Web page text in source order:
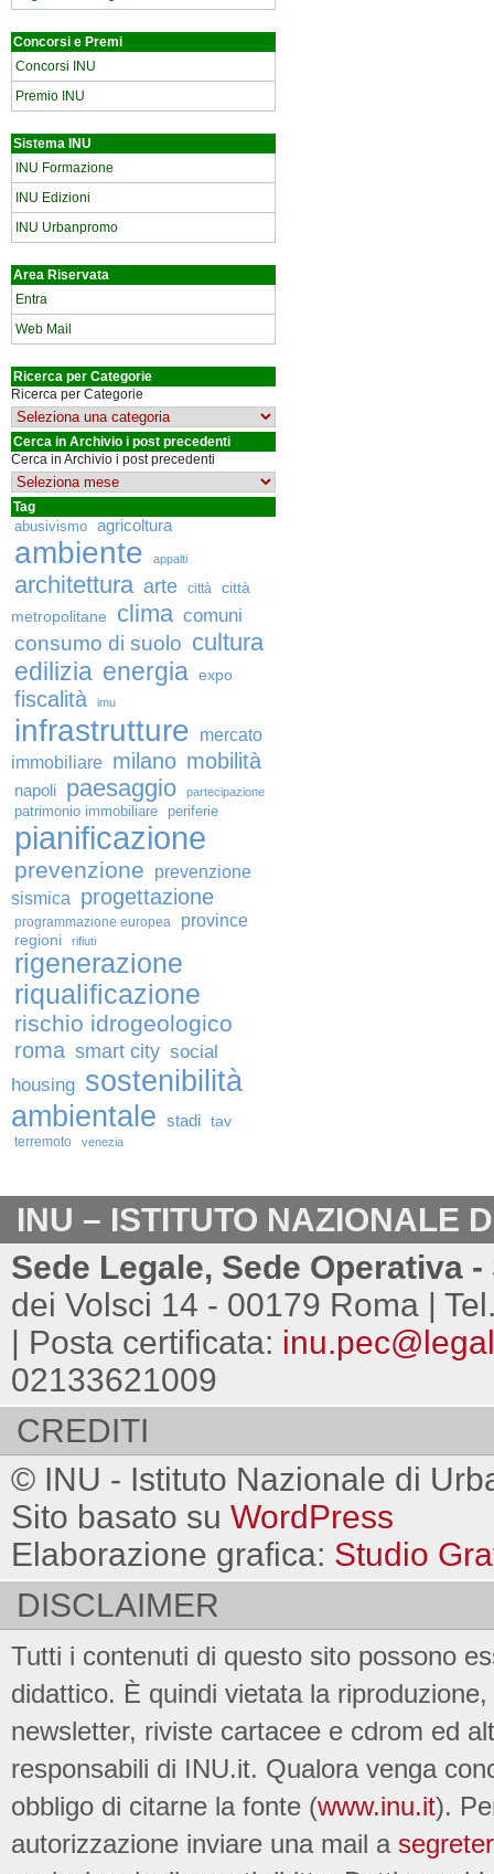
Concorsi e Premi
Concorsi INU
Premio INU
Sistema INU
INU Formazione
INU Edizioni
INU Urbanpromo
Area Riservata
Entra
Web Mail
Ricerca per Categorie
Ricerca per Categorie
Cerca in Archivio i post precedenti
Cerca in Archivio i post precedenti
Tag
abusivismo agricoltura
ambiente appalti
architettura arte città
città
metropolitane
clima comuni
consumo di suolo cultura
edilizia energia expo
fiscalità imu
infrastrutture
mercato
immobiliare milano mobilità
napoli paesaggio partecipazione
patrimonio immobiliare periferie
pianificazione
prevenzione
prevenzione
sismica
progettazione
programmazione europea province
regioni rifiuti
rigenerazione
riqualificazione
rischio idrogeologico
roma smart city social
housing sostenibilità
ambientale stadi tav
terremoto venezia
INU – ISTITUTO NAZIONALE
Sede Legale, Sede Operativa
dei Volsci 14 - 00179 Roma |
| Posta certificata:
02133621009
CREDITI
© INU - Istituto Nazionale di
Sito basato su WordPress
Elaborazione grafica: Studio
DISCLAIMER
Tutti i contenuti di questo sito possono
didattico. È quindi vietata la
newsletter, riviste cartacee e cdrom ed
responsabili di INU.it. Qualora venga
obbligo di citarne la fonte (www.inu.it).
autorizzazione inviare una mail a